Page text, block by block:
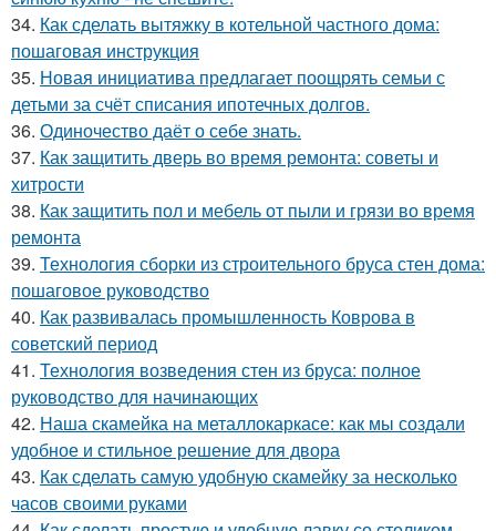
34. Как сделать вытяжку в котельной частного дома:
пошаговая инструкция
35. Новая инициатива предлагает поощрять семьи с
детьми за счёт списания ипотечных долгов.
36. Одиночество даёт о себе знать.
37. Как защитить дверь во время ремонта: советы и
хитрости
38. Как защитить пол и мебель от пыли и грязи во время
ремонта
39. Технология сборки из строительного бруса стен дома:
пошаговое руководство
40. Как развивалась промышленность Коврова в
советский период
41. Технология возведения стен из бруса: полное
руководство для начинающих
42. Наша скамейка на металлокаркасе: как мы создали
удобное и стильное решение для двора
43. Как сделать самую удобную скамейку за несколько
часов своими руками